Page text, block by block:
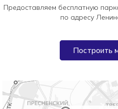
Предоставляем бесплатную
по адресу
Построить